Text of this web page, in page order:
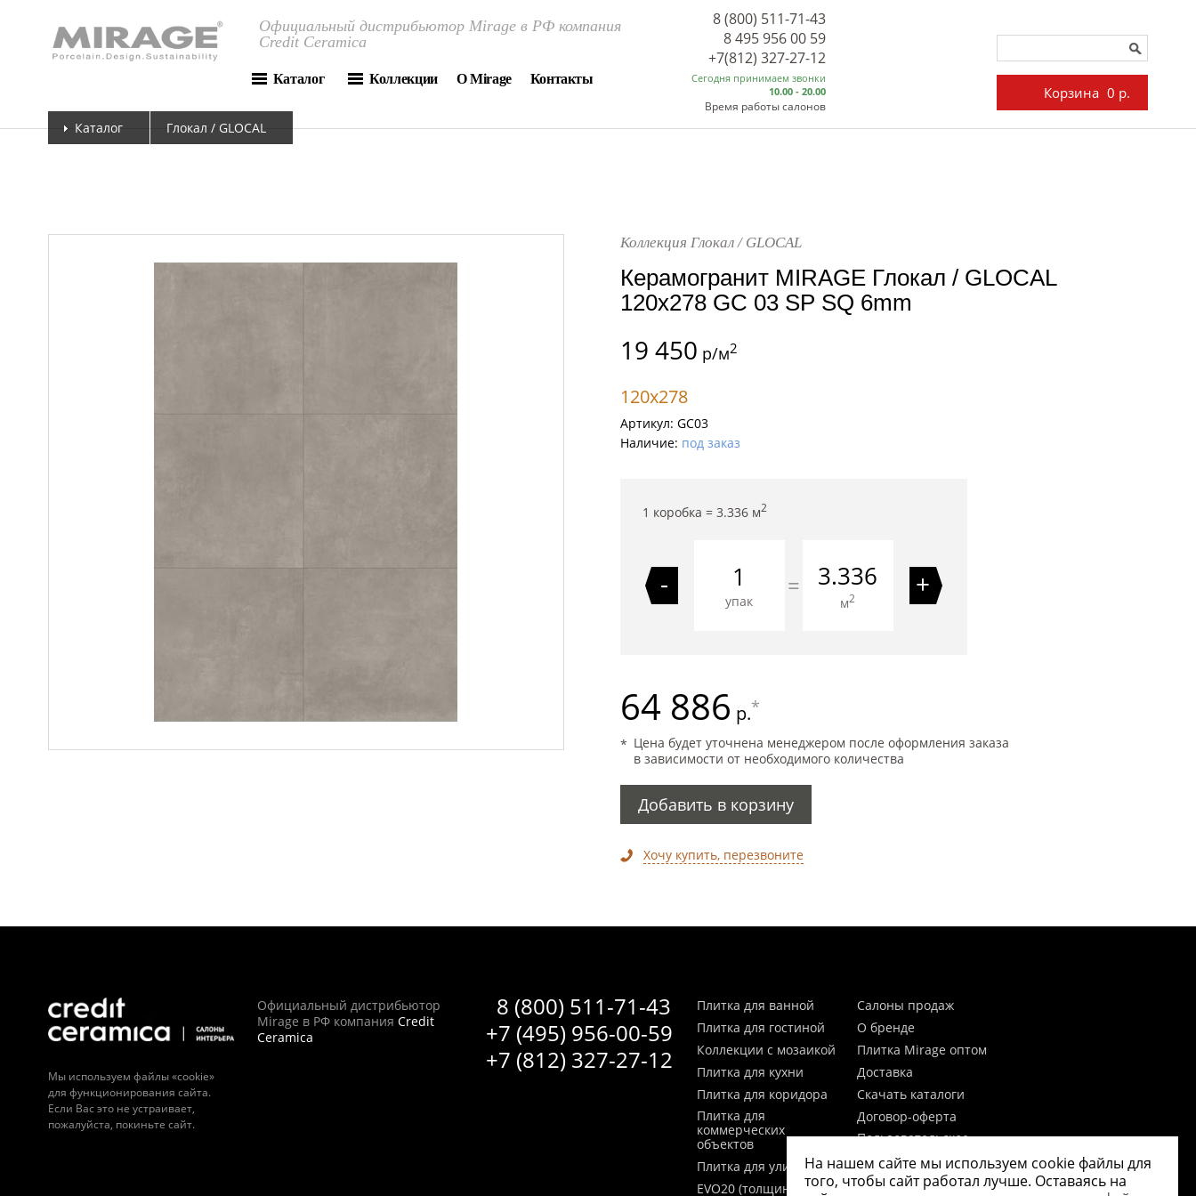
Официальный дистрибьютор Mirage в РФ компания
Credit Ceramica
Каталог Коллекции О Mirage Контакты
8 (800) 511-71-43
8 495 956 00 59
Сегодня принимаем звонки
10.00 - 20.00
Время работы салонов
+7(812) 327-27-12
Корзина 0 р.
Каталог Глокал / GLOCAL
Коллекция Глокал / GLOCAL
Керамогранит MIRAGE Глокал / GLOCAL
120x278 GC 03 SP SQ 6mm
19 450 р/м2
120x278
Артикул: GC03
Наличие: под заказ
1 коробка = 3.336м2
-
упак
= 3.336
м2 +
64 886 р.*
Цена будет уточнена менеджером после оформления заказа
в зависимости от необходимого количества
Добавить в корзину
Хочу купить, перезвоните
Мы используем файлы «cookie»
для функционирования сайта.
Если Вас это не устраивает,
пожалуйста, покиньте сайт.
8 (800) 511-71-43
+7 (495) 956-00-59
+7 (812) 327-27-12
Официальный дистрибьютор
Mirage в РФ компания Credit
Ceramica
Плитка для ванной
Плитка для гостиной
Коллекции с мозаикой
Плитка для кухни
Плитка для коридора
Плитка для
коммерческих
объектов
Плитка для улицы
EVO20 (толщина 20мм)
Салоны продаж
О бренде
Плитка Mirage оптом
Доставка
Скачать каталоги
Договор-оферта
Пользовательское
Согласие на обработку
персональных данных
На нашем сайте мы используем cookie файлы для
того, чтобы сайт работал лучше. Оставаясь на